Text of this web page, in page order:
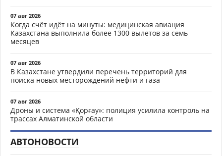
07 авг 2026
Когда счёт идёт на минуты: медицинская авиация
Казахстана выполнила более 1300 вылетов за семь
месяцев
07 авг 2026
В Казахстане утвердили перечень территорий для
поиска новых месторождений нефти и газа
07 авг 2026
Дроны и система «Қорғау»: полиция усилила контроль на
трассах Алматинской области
АВТОНОВОСТИ